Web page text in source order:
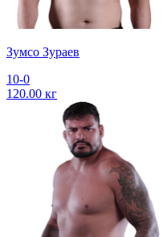
Зумсо Зураев
10-0
120.00 кг